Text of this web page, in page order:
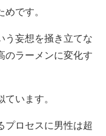
です。
う妄想を掻き立てな
のラーメンに変化す
ています。
プロセスに男性は超